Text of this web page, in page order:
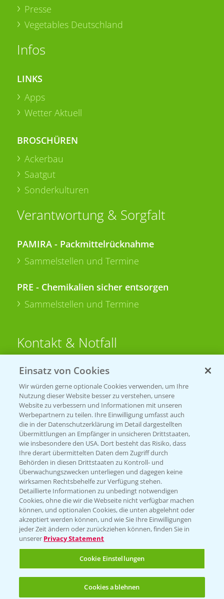
Presse
Vegetables Deutschland
Infos
LINKS
Apps
Wetter Aktuell
BROSCHÜREN
Ackerbau
Saatgut
Sonderkulturen
Verantwortung & Sorgfalt
PAMIRA - Packmittelrücknahme
Sammelstellen und Termine
PRE - Chemikalien sicher entsorgen
Sammelstellen und Termine
Kontakt & Notfall
Beratung auf WhatsApp
T.+49 (0)174 346 564 1
KONTAKT
Hilfe in Notfällen
T.+49 (0)214/30-20220
Folgen Sie uns
Einsatz von Cookies
Wir würden gerne optionale Cookies verwenden, um Ihre
Nutzung dieser Website besser zu verstehen, unsere
Website zu verbessern und Informationen mit unseren
Werbepartnern zu teilen. Ihre Einwilligung umfasst auch
die in der Datenschutzerklärung im Detail dargestellten
Übermittlungen an Empfänger in unsicheren Drittstaaten,
wie insbesondere den USA. Dort besteht das Risiko, dass
Ihre derart übermittelten Daten dem Zugriff durch
Behörden in diesen Drittstaaten zu Kontroll- und
Überwachungszwecken unterliegen und dagegen keine
wirksamen Rechtsbehelfe zur Verfügung stehen.
Detaillierte Informationen zu unbedingt notwendigen
Cookies, ohne die wir die Webseite nicht verfügbar machen
können, und optionalen Cookies, die unten abgelehnt oder
akzeptiert werden können, und wie Sie Ihre Einwilligungen
jeder Zeit ändern oder zurückziehen können, finden Sie in
unserer Privacy Statement
Cookie Einstellungen
Cookies ablehnen